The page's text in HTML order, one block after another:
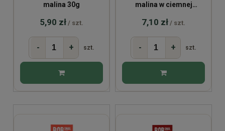
malina 30g
5,90 zł / szt.
- + szt.
malina w ciemnej
7,10 zł / szt.
- + szt.